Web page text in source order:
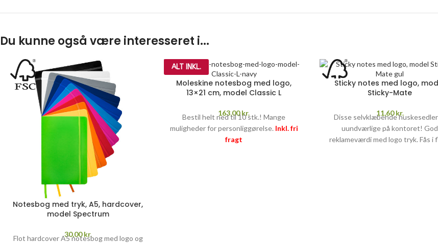
Du kunne også være interesseret i...
Notesbog med tryk, A5, hardcover,
model Spectrum
30,00kr.
Flot hardcover A5 notesbog med logo og
ALT INKL.
Moleskine notesbog med logo,
13×21 cm, model Classic L
163,00kr.
Bestil helt ned til 10 stk.! Mange
muligheder for personliggørelse. Inkl. fri
fragt
Sticky notes med logo,
Sticky-Mate
11,60kr.
Disse selvklæbende
uundværlige på kontoret! God
reklameværdi med logo tryk. Fås i